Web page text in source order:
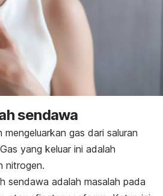
sendawa
mengeluarkan gas dari saluran
yang keluar ini adalah
nitrogen.
sendawa adalah masalah pada